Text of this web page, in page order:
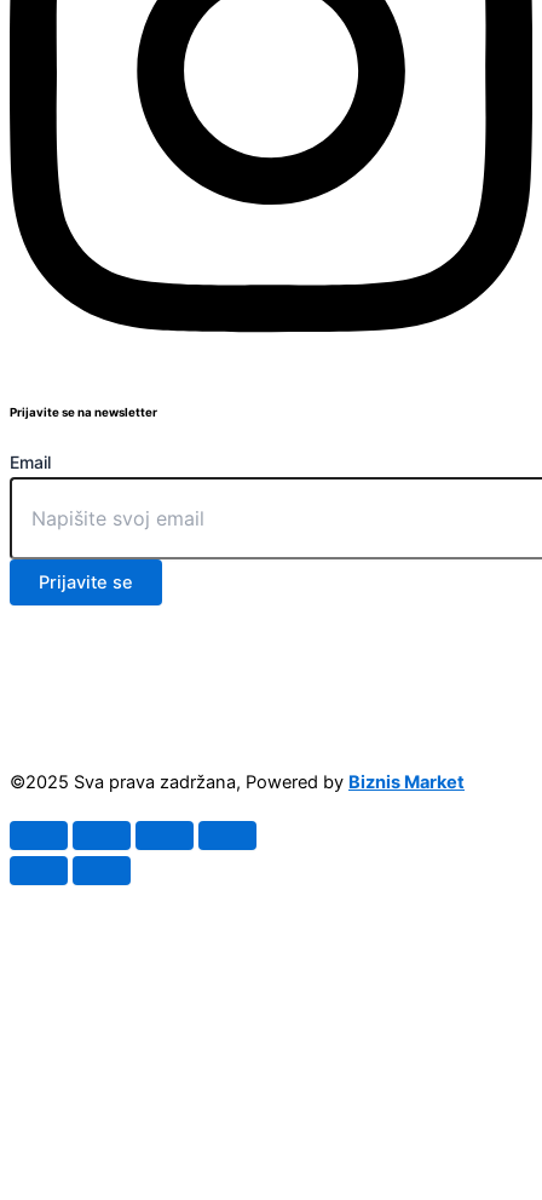
Prijavite se na newsletter
Email
Prijavite se
©2025 Sva prava zadržana, Powered by Biznis Market